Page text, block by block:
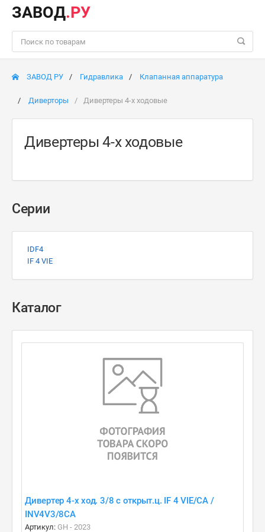
ЗАВОД.РУ
ЗАВОД РУ Гидравлика Клапанная аппаратура
Диверторы Дивертеры 4-х ходовые
Дивертеры 4-х ходовые
Серии
IDF4
IF 4 VIE
Каталог
Дивертер 4-х ход. 3/8 c открыт.ц. IF 4 VIE/CA /
INV4V3/8CA
Артикул: GH - 2023